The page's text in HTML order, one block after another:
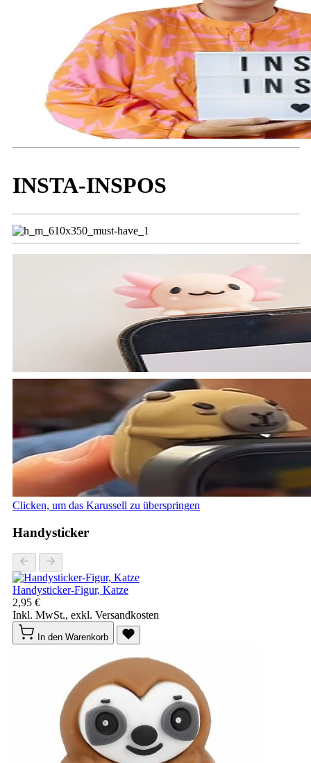
INSTA-INSPOS
Clicken, um das Karussell zu überspringen
Handysticker
Handysticker-Figur, Katze
2,95 €
Inkl. MwSt., exkl. Versandkosten
In den Warenkorb